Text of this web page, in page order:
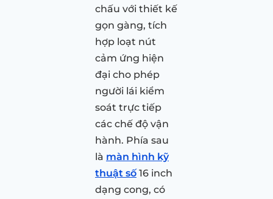
chấu với thiết kế
gọn gàng, tích
hợp loạt nút
cảm ứng hiện
đại cho phép
người lái kiểm
soát trực tiếp
các chế độ vận
hành. Phía sau
là màn hình kỹ
thuật số16 inch
dạng cong, có